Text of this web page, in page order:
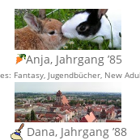
Anja, Jahrgang ’85
Fantasy, Jugendbücher, New
Dana, Jahrgang ’88